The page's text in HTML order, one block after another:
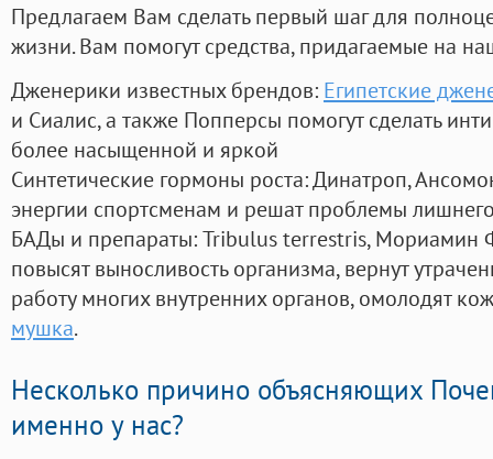
Предлагаем Вам сделать первый шаг для
жизни. Вам помогут средства, придагаемые на
Дженерики известных брендов: Египетские
и Сиалис, а также Попперсы помогут сделать
более насыщенной и яркой
Синтетические гормоны роста: Динатроп,
энергии спортсменам и решат проблемы
БАДы и препараты:Tribulus terrestris, Мориамин
повысят выносливость организма, вернут
работу многих внутренних органов, омолодят
мушка.
Несколько причино объясняющих
именно у нас?